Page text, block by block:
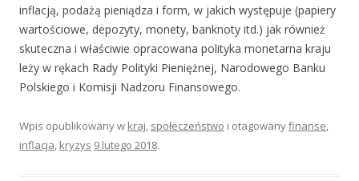
inflacją, podażą pieniądza i form, w jakich występuje (papiery
wartościowe, depozyty, monety, banknoty itd.) jak również
skuteczna i właściwie opracowana polityka monetarna kraju
leży w rękach Rady Polityki Pieniężnej, Narodowego Banku
Polskiego i Komisji Nadzoru Finansowego.
Wpis opublikowany w kraj, społeczeństwo i otagowanyfinanse,
inflacja, kryzys 9 lutego 2018.